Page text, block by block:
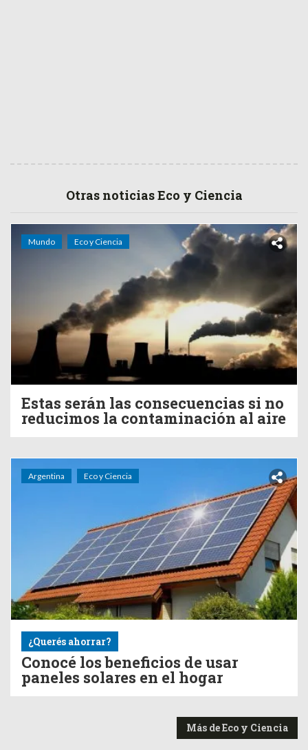
Otras noticias Eco y Ciencia
Mundo Eco y Ciencia
Estas serán las consecuencias si no
reducimos la contaminación al aire
Argentina Eco y Ciencia
¿Querés ahorrar?
Conocé los beneficios de usar
paneles solares en el hogar
Más de Eco y Ciencia